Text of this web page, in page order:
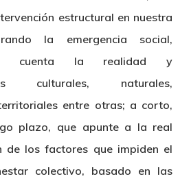
estructural en nuestra
la emergencia social,
cuenta la realidad y
culturales, naturales,
entre otras; a corto,
plazo, que apunte a la real
de los factores que impiden el
colectivo, basado en las